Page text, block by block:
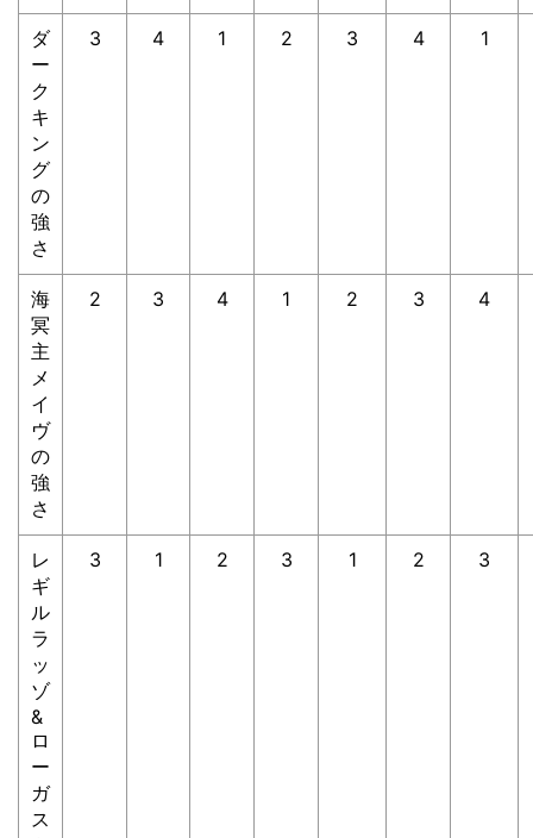
ダ
ー
ク
キ
ン
グ
の
強
さ
3 4 1 2 3 4 1
海
冥
主
メ
イ
ヴ
の
強
さ
2 3 4 1 2 3 4
レ
ギ
ル
ラ
ッ
ゾ
&
ロ
ー
ガ
ス
3 1 2 3 1 2 3